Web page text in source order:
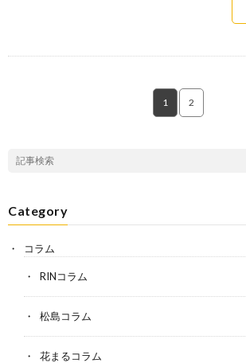
1 2
Category
コラム
RINコラム
松島コラム
花まるコラム